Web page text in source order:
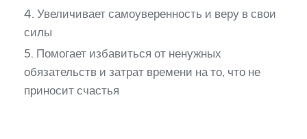
4. Увеличивает самоуверенность и веру в свои
силы
5. Помогает избавиться от ненужных
обязательств и затрат времени на то, что не
приносит счастья